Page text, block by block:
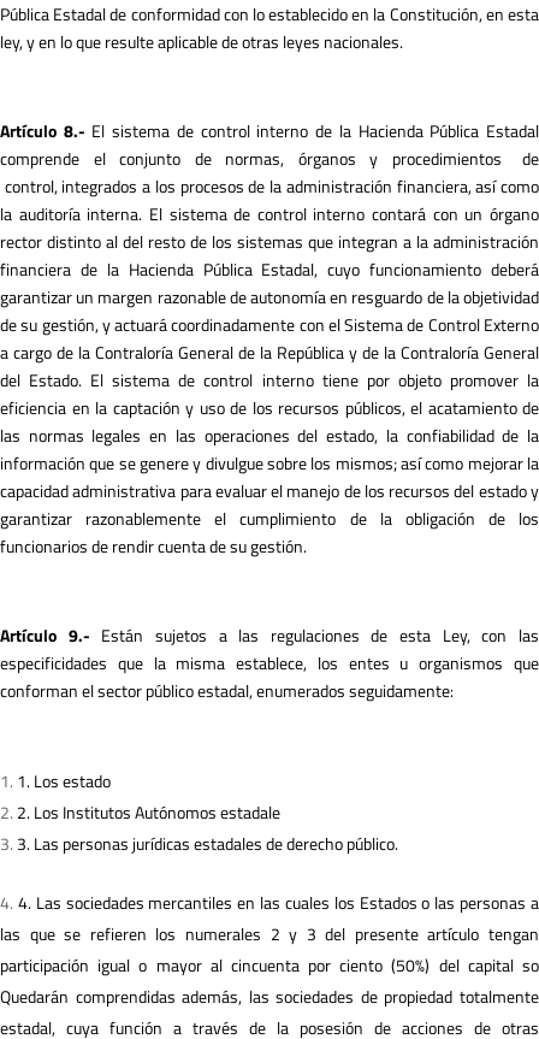
Pública Estadal de conformidad con lo establecido en la Constitución, en esta
ley, y en lo que resulte aplicable de otras leyes nacionales.
Artículo 8.- El sistema de control interno de la Hacienda Pública Estadal
comprende el conjunto de normas, órganos y procedimientos de
control, integrados a los procesos de la administración financiera, así como
la auditoría interna. El sistema de control interno contará con un órgano
rector distinto al del resto de los sistemas que integran a la administración
financiera de la Hacienda Pública Estadal, cuyo funcionamiento deberá
garantizar un margen razonable de autonomía en resguardo de la objetividad
de su gestión, y actuará coordinadamente con el Sistema de Control Externo
a cargo de la Contraloría General de la República y de la Contraloría General
del Estado. El sistema de control interno tiene por objeto promover la
eficiencia en la captación y uso de los recursos públicos, el acatamiento de
las normas legales en las operaciones del estado, la confiabilidad de la
información que se genere y divulgue sobre los mismos; así como mejorar la
capacidad administrativa para evaluar el manejo de los recursos del estado y
garantizar razonablemente el cumplimiento de la obligación de los
funcionarios de rendir cuenta de su gestión.
Artículo 9.- Están sujetos a las regulaciones de esta Ley, con las
especificidades que la misma establece, los entes u organismos que
conforman el sector público estadal, enumerados seguidamente:
1. Los estado
2. Los Institutos Autónomos estadale
3. Las personas jurídicas estadales de derecho público.
4. Las sociedades mercantiles en las cuales los Estados o las personas a
las que se refieren los numerales 2 y 3 del presente artículo tengan
participación igual o mayor al cincuenta por ciento (50%) del capital so
Quedarán comprendidas además, las sociedades de propiedad totalmente
estadal, cuya función a través de la posesión de acciones de otras